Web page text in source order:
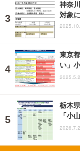
神奈
対象に
東京
い」
栃木
「小